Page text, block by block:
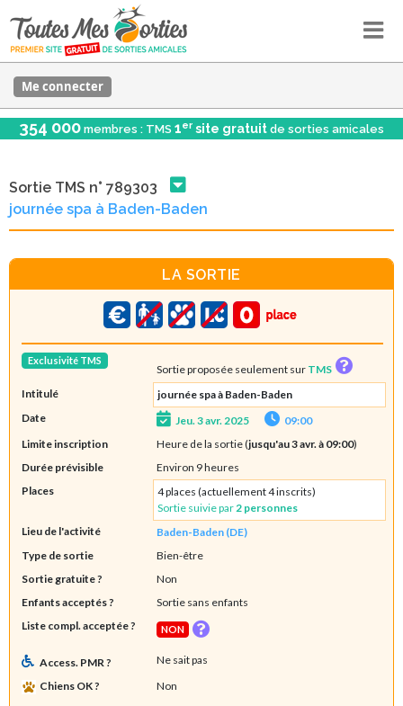
Me connecter
354 000 membres : TMS 1er site gratuit de sorties amicales
Sortie TMS n° 789303
journée spa à Baden-Baden
LA SORTIE
Exclusivité TMS
Sortie proposée seulement sur TMS
Intitulé
journée spa à Baden-Baden
Date
Jeu. 3 avr. 2025
09:00
Limite inscription
Heure de la sortie (jusqu'au 3 avr. à 09:00)
Durée prévisible
Environ 9 heures
Places
4 places (actuellement 4 inscrits)
Sortie suivie par 2 personnes
Lieu de l'activité
Baden-Baden (DE)
Type de sortie
Bien-être
Sortie gratuite ?
Non
Enfants acceptés ?
Sortie sans enfants
Liste compl. acceptée ?
NON
Access. PMR ?
Ne sait pas
Chiens OK ?
Non